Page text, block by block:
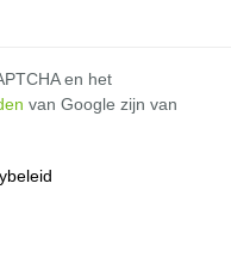
en het
van Google zijn van